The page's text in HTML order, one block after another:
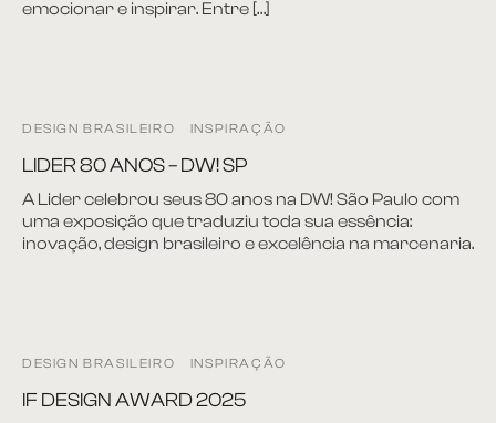
emocionar e inspirar. Entre […]
DESIGN BRASILEIRO INSPIRAÇÃO
LIDER 80 ANOS – DW! SP
A Lider celebrou seus 80 anos na DW! São Paulo com
uma exposição que traduziu toda sua essência:
inovação, design brasileiro e excelência na marcenaria.
DESIGN BRASILEIRO INSPIRAÇÃO
IF DESIGN AWARD 2025